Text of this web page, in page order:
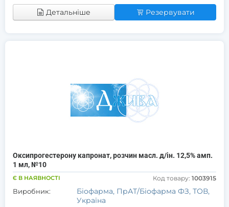
Детальніше Резервувати
Оксипрогестерону капронат, розчин масл. д/ін. 12,5% амп.
1 мл, №10
Є В НАЯВНОСТІ Код товару: 1003915
Виробник:
Біофарма, ПрАТ/Біофарма ФЗ, ТОВ,
Україна